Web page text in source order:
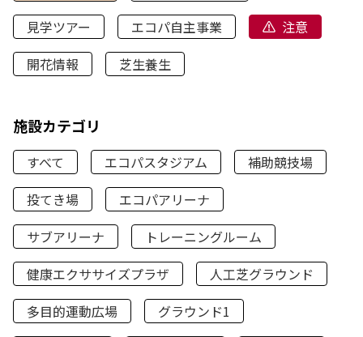
見学ツアー
エコパ自主事業
注意
開花情報
芝生養生
施設カテゴリ
すべて エコパスタジアム
補助競技場
投てき場
エコパアリーナ
サブアリーナ
トレーニングルーム
健康エクササイズプラザ
人工芝グラウンド
多目的運動広場
グラウンド1